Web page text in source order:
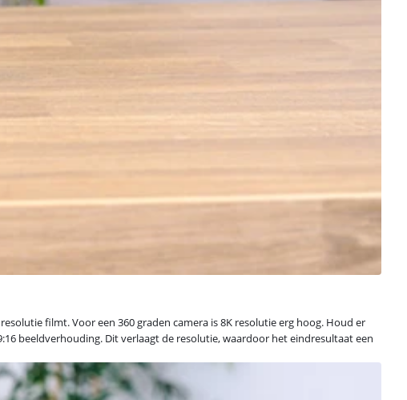
filmt. Voor een 360 graden camera is 8K resolutie erg hoog. Houd er
beeldverhouding. Dit verlaagt de resolutie, waardoor het eindresultaat een